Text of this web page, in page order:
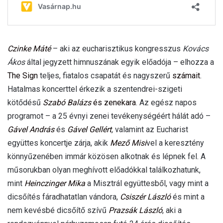
Czinke Máté– aki az eucharisztikus kongresszus Kovács
Ákosáltal jegyzett himnuszának egyik előadója – elhozza a
The Sign teljes, fiatalos csapatát és nagyszerű számait.
Hatalmas koncerttel érkezik a szentendrei-szigeti
kötődésű Szabó Balázsés zenekara. Az egész napos
programot – a 25 évnyi zenei tevékenységéért hálát adó –
Gável Andrásés Gável Gellért, valamint az Eucharist
együttes koncertje zárja, akik Mező Misivel a keresztény
könnyűzenében immár közösen alkotnak és lépnek fel. A
műsorukban olyan meghívott előadókkal találkozhatunk,
mint Heinczinger Mika a Misztrál együttesből, vagy mint a
dicsőítés fáradhatatlan vándora, Csiszér Lászlóés mint a
nem kevésbé dicsőítő szívű Prazsák László, aki a